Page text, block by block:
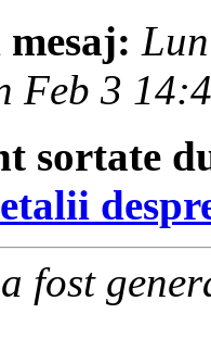
Feb 3
sortate
fost